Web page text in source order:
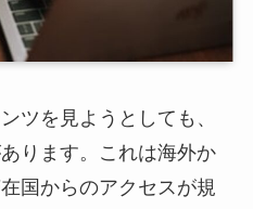
ツを見ようとしても、
ります。これは海外か
国からのアクセスが規